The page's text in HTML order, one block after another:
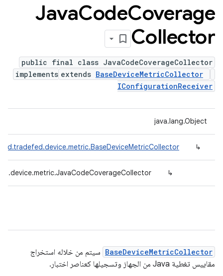
JavaCodeCoverage
Collector
public final class JavaCodeCoverageCollector
extends BaseDeviceMetricCollector
implements
IConfigurationReceiver
java.lang.Object
↳
↳
BaseDeviceMetricCollector سيتم من خلاله استخراج
مقاييس تغطية Java من الجهاز وتسجيلها كعناصر اختبار.